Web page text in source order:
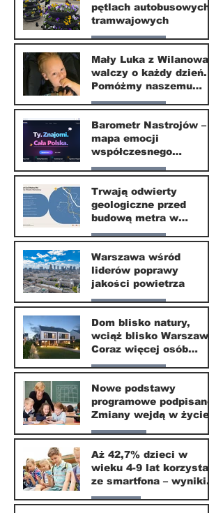
20 kwi
pętlach autobusowych i
tramwajowych
Nasze miasto
20 kwi
Mały Luka z Wilanowa
walczy o każdy dzień.
Pomóżmy naszemu
małemu sąsiadowi
odzyskać dzieciństwo
Nasze miasto
30 mar
Barometr Nastrojów –
mapa emocji
współczesnego
społeczeństwa
Nasze miasto
30 mar
Trwają odwierty
geologiczne przed
budową metra w
Wilanowie
Nasze miasto
24 mar
Warszawa wśród
liderów poprawy
jakości powietrza
Nasze miasto
24 mar
Dom blisko natury,
wciąż blisko Warszawy.
Coraz więcej osób
wybiera ten kierunek
Nasze miasto
20 mar
Nowe podstawy
programowe podpisane.
Zmiany wejdą w życie
od września 2026
Edukacja
16 mar
Aż 42,7% dzieci w
wieku 4-9 lat korzysta
ze smartfona – wyniki
badania Krajowego
Instytutu Mediów
Parents